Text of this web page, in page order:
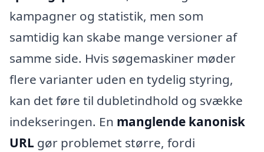
kampagner og statistik, men som
samtidig kan skabe mange versioner af
samme side. Hvis søgemaskiner møder
flere varianter uden en tydelig styring,
kan det føre til dubletindhold og svække
indekseringen. En manglende kanonisk
URL gør problemet større, fordi